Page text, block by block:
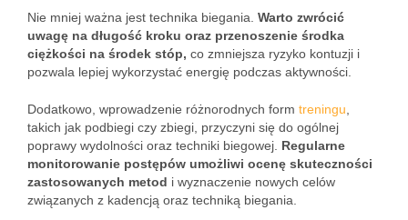
Nie mniej ważna jest technika biegania. Warto zwrócić
uwagę na długość kroku oraz przenoszenie środka
ciężkości na środek stóp, co zmniejsza ryzyko kontuzji i
pozwala lepiej wykorzystać energię podczas aktywności.
Dodatkowo, wprowadzenie różnorodnych form treningu
takich jak podbiegi czy zbiegi, przyczyni się do ogólnej
poprawy wydolności oraz techniki biegowej. Regularne
monitorowanie postępów umożliwi ocenę skuteczności
zastosowanych metod i wyznaczenie nowych celów
związanych z kadencją oraz techniką biegania.